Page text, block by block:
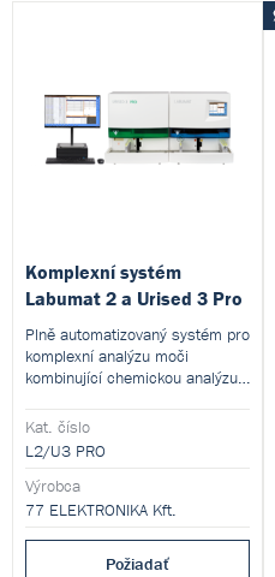
Komplexní systém
Labumat 2 a Urised 3 Pro
Plně automatizovaný systém pro
komplexní analýzu moči
kombinující chemickou analýzu
mikroskopickou analýzu
močového sedimentu.
Integrované řešení umožňuje
provést kompletní urinalýzu v
jednom pracovním procesu s
kapacitou až 150 vzorků za
Kat. číslo
L2/U3 PRO
Výrobca
77 ELEKTRONIKA Kft.
Požiadať